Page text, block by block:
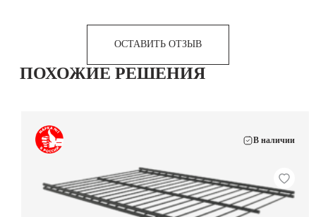
ОСТАВИТЬ ОТЗЫВ
ПОХОЖИЕ РЕШЕНИЯ
В наличии